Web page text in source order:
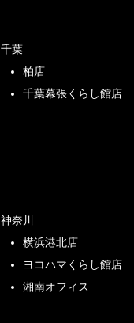
千葉
柏店
千葉幕張くらし館店
神奈川
横浜港北店
ヨコハマくらし館店
湘南オフィス